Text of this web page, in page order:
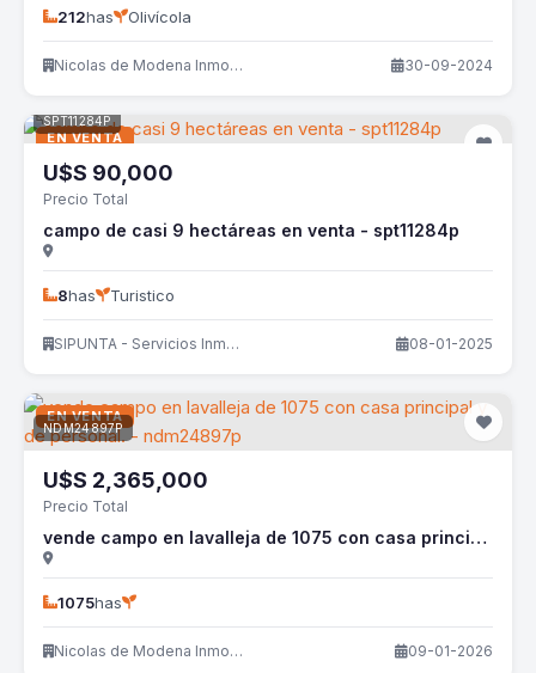
212has Olivícola
Nicolas de Modena Inmobiliaria 30-09-2024
EN VENTA
SPT11284P
U$S 90,000
Precio Total
campo de casi 9 hectáreas en venta - spt11284p
8has Turistico
SIPUNTA - Servicios Inmobiliarios 08-01-2025
EN VENTA
NDM24897P
U$S 2,365,000
Precio Total
vende campo en lavalleja de 1075 con casa principal y de personal. - ndm24897p
1075has
Nicolas de Modena Inmobiliaria 09-01-2026